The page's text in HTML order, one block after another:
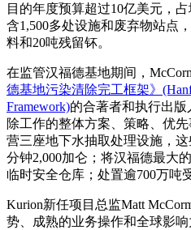
目的年度预算超过10亿美元，
含1,500多处设施和废弃物站点
料和20吨残留钚。
在监管汉福德基地期间，
德基地污染清除完工框架》
Framework)的合著者和执行出
除工作的整体方案、策略、优
营三座地下水抽取处理设施，
分钟2,000加仑；将汉福德最大
临时安全仓库；处置逾700万吨
Kurion新任项目总监Matt
势、成熟的业务操作和全球影